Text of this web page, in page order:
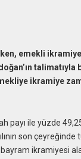
emekli
talimatıyla
ikramiye
payı ile yüzde
son
ikramiyesi